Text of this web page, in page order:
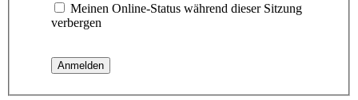
Meinen Online-Status während dieser Sitzung
verbergen